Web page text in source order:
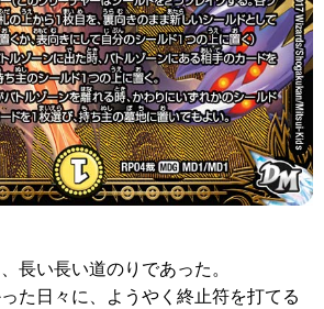
長い長い道のりであった。
た日々に、ようやく終止符を打てる